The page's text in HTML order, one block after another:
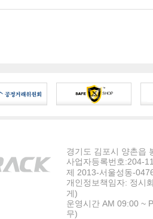
경기도 김포시 양촌읍
사업자등록번호:204-
제 2013-서울성동-
개인정보책임자: 정시
게)
운영시간 AM 09:00 ~
무)